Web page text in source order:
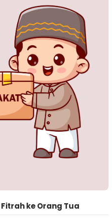
ke Orang Tua